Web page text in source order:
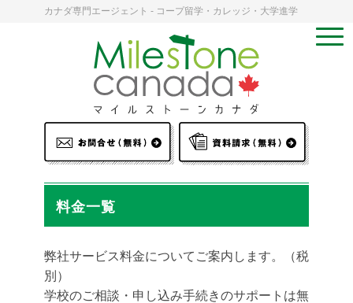
カナダ専門エージェント - コープ留学・カレッジ・大学進学
料金一覧
弊社サービス料金についてご案内します。（税
別）
学校のご相談・申し込み手続きのサポートは無